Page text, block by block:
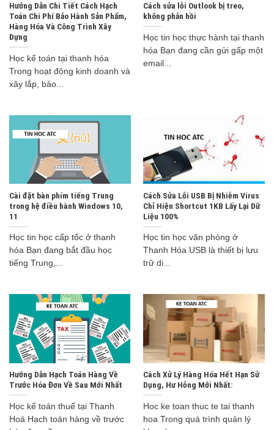
Hướng Dẫn Chi Tiết Cách Hạch
Toán Chi Phí Bảo Hành Sản Phẩm,
Hàng Hóa Và Công Trình Xây
Dựng
Học kế toán tại thanh hóa
Trong hoạt động kinh doanh và
xây lắp, bảo...
Cách sửa lỗi Outlook bị treo,
không phản hồi
Học tin học thực hành tại thanh
hóa Bạn đang cần gửi gấp một
email...
Cài đặt bàn phím tiếng Trung
trong hệ điều hành Windows 10,
11
Học tin học cấp tốc ở thanh
hóa Bạn đang bắt đầu học
tiếng Trung,...
Cách Sửa Lỗi USB Bị Nhiễm Virus
Chỉ Hiện Shortcut 1KB Lấy Lại Dữ
Liệu 100%
Học tin học văn phòng ở
Thanh Hóa USB là thiết bị lưu
trữ di...
Hướng Dẫn Hạch Toán Hàng Về
Trước Hóa Đơn Về Sau Mới Nhất
Học kế toán thuế tại Thanh
Hoá Hạch toán hàng về trước
Cách Xử Lý Hàng Hóa Hết Hạn Sử
Dụng, Hư Hỏng Mới Nhất:
Hoc ke toan thuc te tai thanh
hoa Trong quá trình quản lý